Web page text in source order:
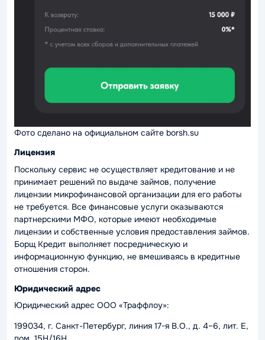
Фото сделано на официальном сайте borsh.su
Лицензия
Поскольку сервис не осуществляет кредитование и не
принимает решений по выдаче займов, получение
лицензии микрофинансовой организации для его работы
не требуется. Все финансовые услуги оказываются
партнерскими МФО, которые имеют необходимые
лицензии и собственные условия предоставления займов.
Борщ Кредит выполняет посредническую и
информационную функцию, не вмешиваясь в кредитные
отношения сторон.
Юридический адрес
Юридический адрес ООО «Траффлоу»:
199034, г. Санкт-Петербург, линия 17-я В.О., д. 4–6, лит. Е,